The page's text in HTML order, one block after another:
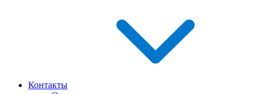
Контакты